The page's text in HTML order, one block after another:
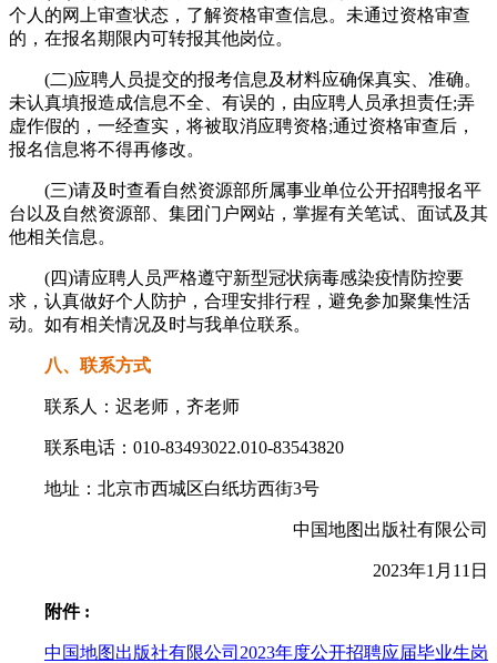
个人的网上审查状态，了解资格审查信息。未通过资格审查
的，在报名期限内可转报其他岗位。
(二)应聘人员提交的报考信息及材料应确保真实、准确。
未认真填报造成信息不全、有误的，由应聘人员承担责任;弄
虚作假的，一经查实，将被取消应聘资格;通过资格审查后，
报名信息将不得再修改。
(三)请及时查看自然资源部所属事业单位公开招聘报名平
台以及自然资源部、集团门户网站，掌握有关笔试、面试及其
他相关信息。
(四)请应聘人员严格遵守新型冠状病毒感染疫情防控要
求，认真做好个人防护，合理安排行程，避免参加聚集性活
动。如有相关情况及时与我单位联系。
八、联系方式
联系人：迟老师，齐老师
联系电话：010-83493022.010-83543820
地址：北京市西城区白纸坊西街3号
中国地图出版社有限公司
2023年1月11日
附件 :
中国地图出版社有限公司2023年度公开招聘应届毕业生岗